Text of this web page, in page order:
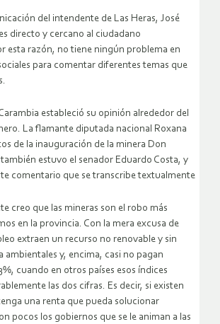
del intendente de Las Heras, José
directo y cercano al ciudadano
esta razón, no tiene ningún problema en
para comentar diferentes temas que
estableció su opinión alrededor del
La flamante diputada nacional Roxana
de la inauguración de la minera Don
estuvo el senador Eduardo Costa, y
comentario que se transcribe textualmente
creo que las mineras son el robo más
en la provincia. Con la mera excusa de
extraen un recurso no renovable y sin
ambientales y, encima, casi no pagan
cuando en otros países esos índices
las dos cifras. Es decir, si existen
una renta que pueda solucionar
pocos los gobiernos que se le animan a las